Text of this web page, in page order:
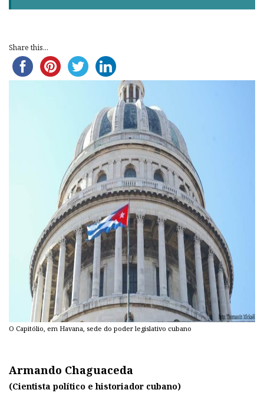
Share this...
O Capitólio, em Havana, sede do poder legislativo cubano
Armando Chaguaceda
(Cientista político e historiador cubano)